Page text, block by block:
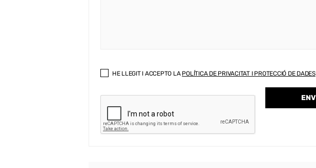
HE LLEGIT I ACCEPTO LA POLÍTICA DE PRIVACITAT I PROTECCIÓ DE DADES